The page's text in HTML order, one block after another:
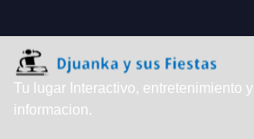
Tu lugar Interactivo, entretenimiento y
informacion.